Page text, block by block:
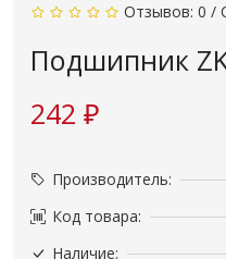
Отзывов: 0 /
Подшипник
242 ₽
Производитель:
Код товара:
Наличие: